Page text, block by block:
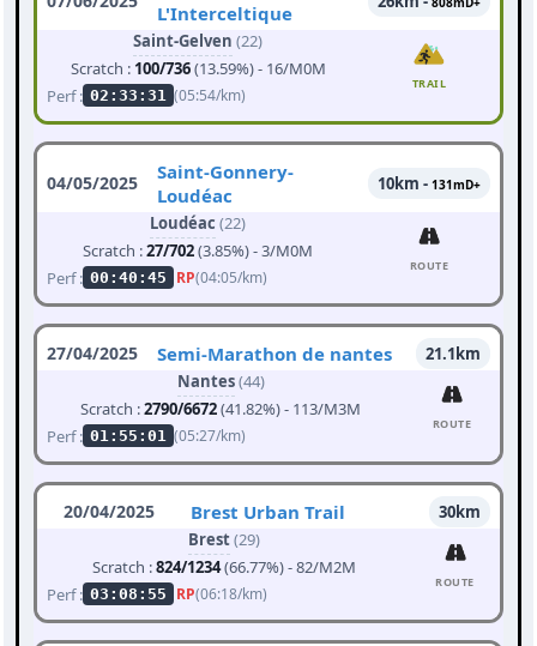
L'Interceltique
Saint-Gelven (22)
Scratch : 100/736(13.59%) - 16/M0M
Perf : 02:33:31 (05:54/km)
TRAIL
04/05/2025
Saint-Gonnery-
Loudéac
10km - 131mD+
Loudéac (22)
Scratch :27/702(3.85%) - 3/M0M
Perf : 00:40:45 RP(04:05/km)
ROUTE
27/04/2025 Semi-Marathon de nantes
21.1km
Nantes(44)
Scratch :2790/6672(41.82%) - 113/M3M
Perf : 01:55:01 (05:27/km)
ROUTE
20/04/2025 Brest Urban Trail
30km
Brest(29)
Scratch :824/1234(66.77%) - 82/M2M
Perf : 03:08:55 RP(06:18/km)
ROUTE